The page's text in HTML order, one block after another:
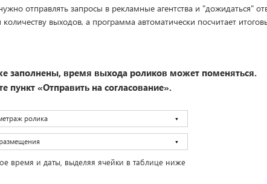
отправлять запросы в рекламные агентства и "дожидаться"
выходов, а программа автоматически посчитает
заполнены, время выхода роликов может поменяться.
пункт «Отправить на согласование».
ролика
время и даты, выделяя ячейки в таблице ниже